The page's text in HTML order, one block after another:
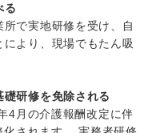
る
で実地研修を受け、自
より、現場でもたん吸
研修を免除される
4月の介護報酬改定に伴